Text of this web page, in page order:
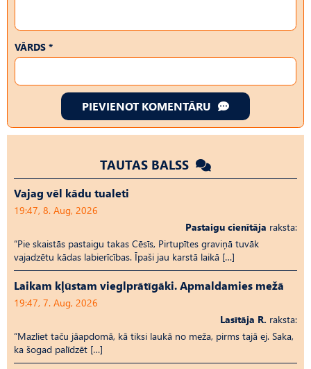
VĀRDS *
PIEVIENOT KOMENTĀRU
TAUTAS BALSS
Vajag vēl kādu tualeti
19:47, 8. Aug, 2026
Pastaigu cienītāja raksta:
“Pie skaistās pastaigu takas Cēsīs, Pirtupītes graviņā tuvāk
vajadzētu kādas labierīcības. Īpaši jau karstā laikā […]
Laikam kļūstam vieglprātīgāki. Apmaldamies mežā
19:47, 7. Aug, 2026
Lasītāja R. raksta:
“Mazliet taču jāapdomā, kā tiksi laukā no meža, pirms tajā ej. Saka,
ka šogad palīdzēt […]